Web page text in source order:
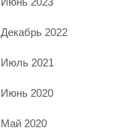
Декабрь 2022
Июль 2021
Июнь 2020
Май 2020